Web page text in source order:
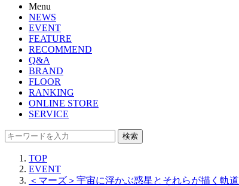
Menu
NEWS
EVENT
FEATURE
RECOMMEND
Q&A
BRAND
FLOOR
RANKING
ONLINE STORE
SERVICE
検索
TOP
EVENT
＜マーズ＞宇宙に浮かぶ惑星とそれらが描く軌